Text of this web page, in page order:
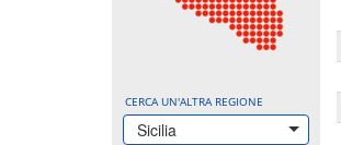
CERCA UN'ALTRA REGIONE
Sicilia